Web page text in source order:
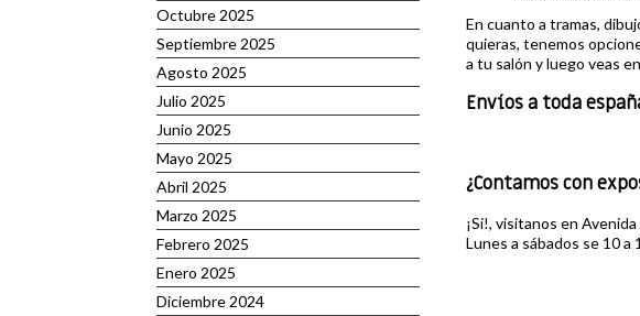
Octubre 2025
Septiembre 2025
Agosto 2025
Julio 2025
Junio 2025
Mayo 2025
Abril 2025
Marzo 2025
Febrero 2025
Enero 2025
Diciembre 2024
En cuanto a tramas,
quieras, tenemos
a tu salón y luego veas
Envíos a toda
¿Contamos con
¡Si!, visitanos en
Lunes a sábados se 10 a